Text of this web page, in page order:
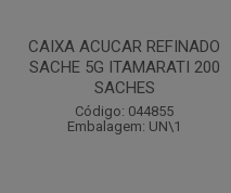
CAIXA ACUCAR REFINADO
SACHE 5G ITAMARATI 200
SACHES
Código: 044855
Embalagem: UN\1